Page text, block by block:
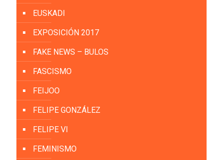
EUSKADI
EXPOSICIÓN 2017
FAKE NEWS – BULOS
FASCISMO
FEIJOO
FELIPE GONZÁLEZ
FELIPE VI
FEMINISMO